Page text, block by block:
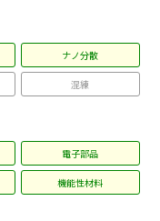
ナノ分散
混練
電子部品
機能性材料